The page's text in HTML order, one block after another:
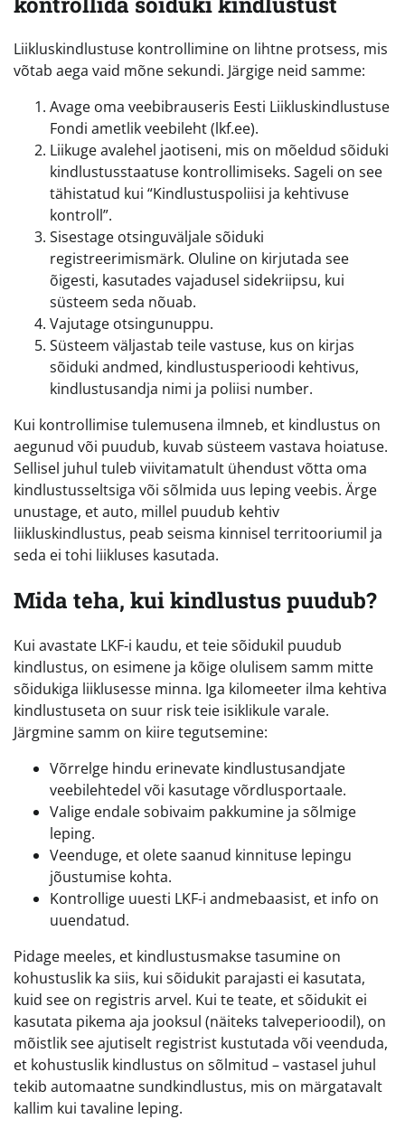
Liikluskindlustuse kontrollimine on lihtne protsess, mis
võtab aega vaid mõne sekundi. Järgige neid samme:
Avage oma veebibrauseris Eesti Liikluskindlustuse
Fondi ametlik veebileht (lkf.ee).
Liikuge avalehel jaotiseni, mis on mõeldud sõiduki
kindlustusstaatuse kontrollimiseks. Sageli on see
tähistatud kui “Kindlustuspoliisi ja kehtivuse
kontroll”.
Sisestage otsinguväljale sõiduki
registreerimismärk. Oluline on kirjutada see
õigesti, kasutades vajadusel sidekriipsu, kui
süsteem seda nõuab.
Vajutage otsingunuppu.
Süsteem väljastab teile vastuse, kus on kirjas
sõiduki andmed, kindlustusperioodi kehtivus,
kindlustusandja nimi ja poliisi number.
Kui kontrollimise tulemusena ilmneb, et kindlustus on
aegunud või puudub, kuvab süsteem vastava hoiatuse.
Sellisel juhul tuleb viivitamatult ühendust võtta oma
kindlustusseltsiga või sõlmida uus leping veebis. Ärge
unustage, et auto, millel puudub kehtiv
liikluskindlustus, peab seisma kinnisel territooriumil ja
seda ei tohi liikluses kasutada.
Mida teha, kui kindlustus puudub?
Kui avastate LKF-i kaudu, et teie sõidukil puudub
kindlustus, on esimene ja kõige olulisem samm mitte
sõidukiga liiklusesse minna. Iga kilomeeter ilma kehtiva
kindlustuseta on suur risk teie isiklikule varale.
Järgmine samm on kiire tegutsemine:
Võrrelge hindu erinevate kindlustusandjate
veebilehtedel või kasutage võrdlusportaale.
Valige endale sobivaim pakkumine ja sõlmige
leping.
Veenduge, et olete saanud kinnituse lepingu
jõustumise kohta.
Kontrollige uuesti LKF-i andmebaasist, et info on
uuendatud.
Pidage meeles, et kindlustusmakse tasumine on
kohustuslik ka siis, kui sõidukit parajasti ei kasutata,
kuid see on registris arvel. Kui te teate, et sõidukit ei
kasutata pikema aja jooksul (näiteks talveperioodil), on
mõistlik see ajutiselt registrist kustutada või veenduda,
et kohustuslik kindlustus on sõlmitud – vastasel juhul
tekib automaatne sundkindlustus, mis on märgatavalt
kallim kui tavaline leping.